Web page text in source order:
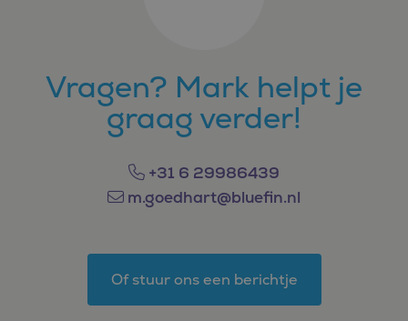
Vragen? Mark helpt je
graag verder!
+31 6 29986439
m.goedhart@bluefin.nl
Of stuur ons een berichtje